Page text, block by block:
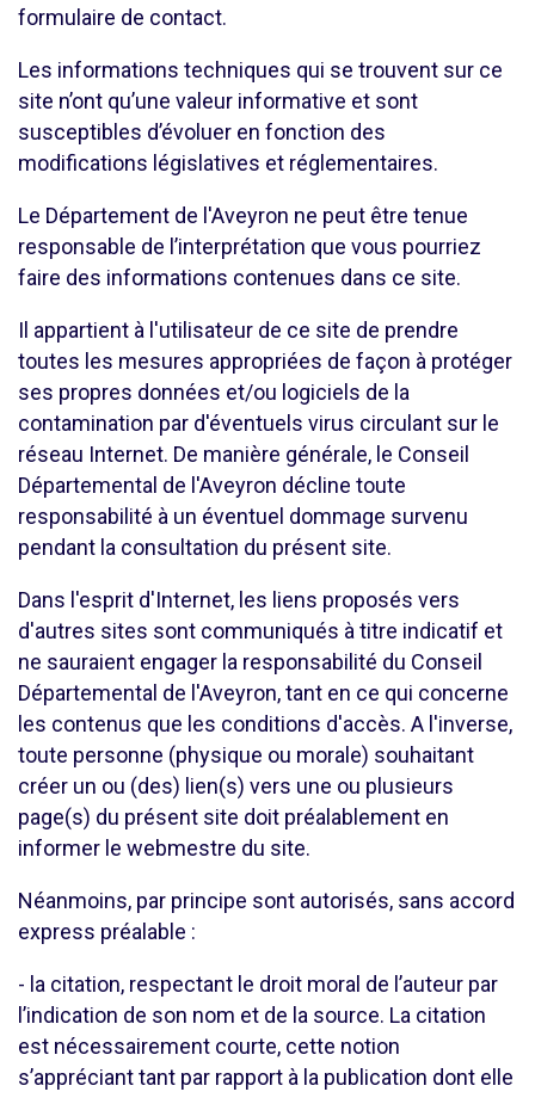
formulaire de contact.
Les informations techniques qui se trouvent sur ce
site n’ont qu’une valeur informative et sont
susceptibles d’évoluer en fonction des
modifications législatives et réglementaires.
Le Département de l'Aveyron ne peut être tenue
responsable de l’interprétation que vous pourriez
faire des informations contenues dans ce site.
Il appartient à l'utilisateur de ce site de prendre
toutes les mesures appropriées de façon à protéger
ses propres données et/ou logiciels de la
contamination par d'éventuels virus circulant sur le
réseau Internet. De manière générale, le Conseil
Départemental de l'Aveyron décline toute
responsabilité à un éventuel dommage survenu
pendant la consultation du présent site.
Dans l'esprit d'Internet, les liens proposés vers
d'autres sites sont communiqués à titre indicatif et
ne sauraient engager la responsabilité du Conseil
Départemental de l'Aveyron, tant en ce qui concerne
les contenus que les conditions d'accès. A l'inverse,
toute personne (physique ou morale) souhaitant
créer un ou (des) lien(s) vers une ou plusieurs
page(s) du présent site doit préalablement en
informer le webmestre du site.
Néanmoins, par principe sont autorisés, sans accord
express préalable :
- la citation, respectant le droit moral de l’auteur par
l’indication de son nom et de la source. La citation
est nécessairement courte, cette notion
s’appréciant tant par rapport à la publication dont elle